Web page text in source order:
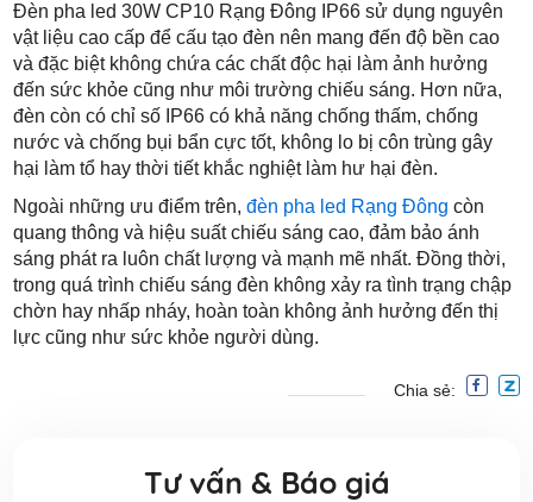
Đèn pha led 30W CP10 Rạng Đông IP66 sử dụng nguyên
vật liệu cao cấp để cấu tạo đèn nên mang đến độ bền cao
và đặc biệt không chứa các chất độc hại làm ảnh hưởng
đến sức khỏe cũng như môi trường chiếu sáng. Hơn nữa,
đèn còn có chỉ số IP66 có khả năng chống thấm, chống
nước và chống bụi bẩn cực tốt, không lo bị côn trùng gây
hại làm tổ hay thời tiết khắc nghiệt làm hư hại đèn.
Ngoài những ưu điểm trên,đèn pha led Rạng Đông còn
quang thông và hiệu suất chiếu sáng cao, đảm bảo ánh
sáng phát ra luôn chất lượng và mạnh mẽ nhất. Đồng thời,
trong quá trình chiếu sáng đèn không xảy ra tình trạng chập
chờn hay nhấp nháy, hoàn toàn không ảnh hưởng đến thị
lực cũng như sức khỏe người dùng.
Chia sẻ:
Tư vấn & Báo giá